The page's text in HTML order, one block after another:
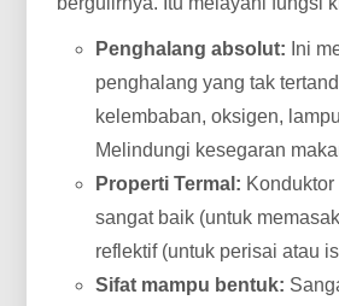
Penghalang absolut: Ini
penghalang yang tak
kelembaban, oksigen,
Melindungi kesegaran
Properti Termal:
sangat baik (untuk
reflektif (untuk perisai atau
Sifat mampu bentuk: